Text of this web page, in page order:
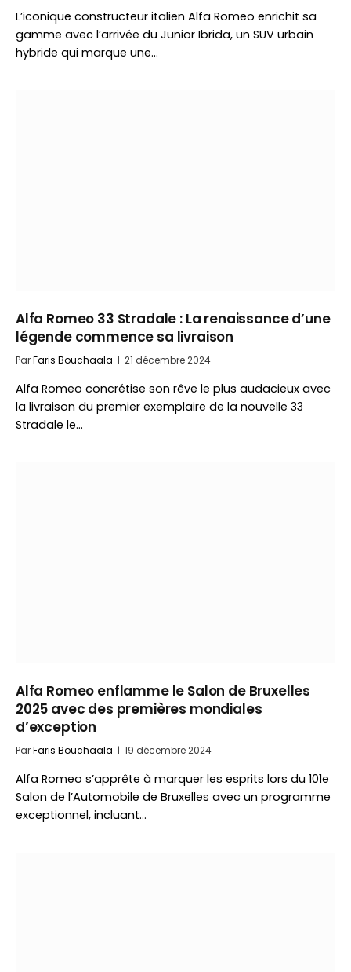
L’iconique constructeur italien Alfa Romeo enrichit sa
gamme avec l’arrivée du Junior Ibrida, un SUV urbain
hybride qui marque une…
Alfa Romeo 33 Stradale : La renaissance d’une
légende commence sa livraison
ParFaris Bouchaala 21 décembre 2024
Alfa Romeo concrétise son rêve le plus audacieux avec
la livraison du premier exemplaire de la nouvelle 33
Stradale le…
Alfa Romeo enflamme le Salon de Bruxelles
2025 avec des premières mondiales
d’exception
ParFaris Bouchaala 19 décembre 2024
Alfa Romeo s’apprête à marquer les esprits lors du 101e
Salon de l’Automobile de Bruxelles avec un programme
exceptionnel, incluant…